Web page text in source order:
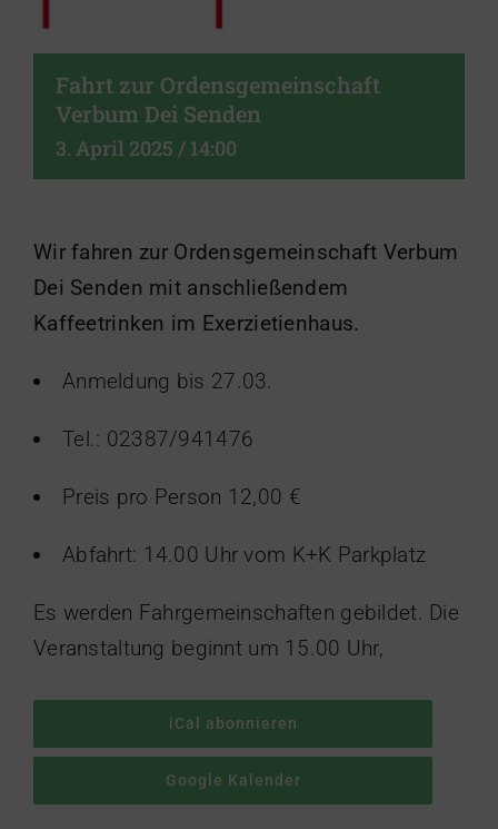
Fahrt zur Ordensgemeinschaft
Verbum Dei Senden
3. April 2025 / 14:00
Wir fahren zur Ordensgemeinschaft Verbum
Dei Senden mit anschließendem
Kaffeetrinken im Exerzietienhaus.
Anmeldung bis 27.03.
Tel.: 02387/941476
Preis pro Person 12,00 €
Abfahrt: 14.00 Uhr vom K+K Parkplatz
Es werden Fahrgemeinschaften gebildet. Die
Veranstaltung beginnt um 15.00 Uhr,
iCal abonnieren
Google Kalender